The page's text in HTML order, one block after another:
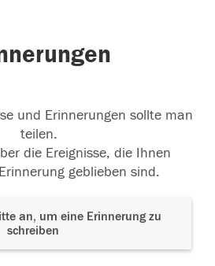
und Erinnerungen sollte man
teilen.
die Ereignisse, die Ihnen
geblieben sind.
an, um eine Erinnerung zu
schreiben